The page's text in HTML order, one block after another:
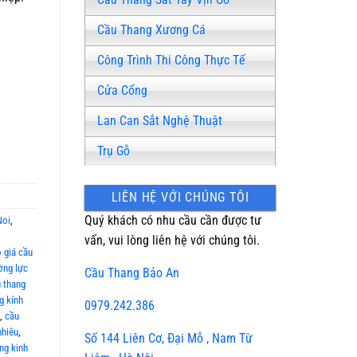
Cầu Thang Xương Cá
Công Trình Thi Công Thực Tế
Cửa Cổng
Lan Can Sắt Nghệ Thuật
Trụ Gỗ
LIÊN HỆ VỚI CHÚNG TÔI
Quý khách có nhu cầu cần được tư
vấn, vui lòng liên hệ với chúng tôi.
Cầu Thang Bảo An
0979.242.386
Số 144 Liên Cơ, Đại Mỗ , Nam Từ
,
giá cầu
lực
thang
kính
, cầu
,
kinh